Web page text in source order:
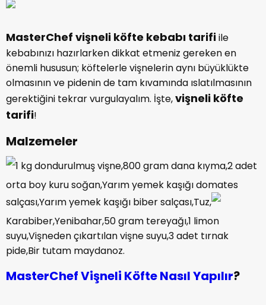
MasterChef vişneli köfte kebabı tarifiile
kebabınızı hazırlarken dikkat etmeniz gereken en
önemli hususun; köftelerle vişnelerin aynı büyüklükte
olmasının ve pidenin de tam kıvamında ıslatılmasının
gerektiğini tekrar vurgulayalım. İşte,vişneli köfte
tarifi!
Malzemeler
1 kg dondurulmuş vişne,800 gram dana kıyma,2 adet
orta boy kuru soğan,Yarım yemek kaşığı domates
salçası,Yarım yemek kaşığı biber salçası,Tuz,
Karabiber,Yenibahar,50 gram tereyağı,1 limon
suyu,Vişneden çıkartılan vişne suyu,3 adet tırnak
pide,Bir tutam maydanoz.
MasterChef Vişneli Köfte Nasıl Yapılır?